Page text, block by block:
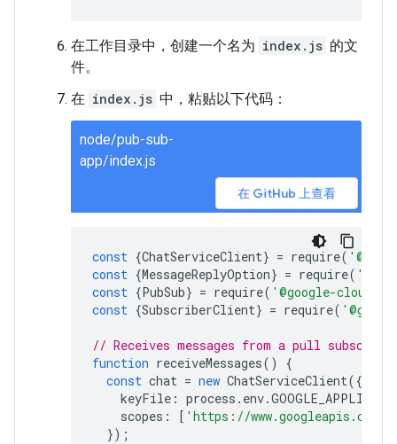
在工作目录中，创建一个名为 index.js 的文
件。
在 index.js 中，粘贴以下代码：
node/pub-sub-
app/index.js
在 GitHub 上查看
const {ChatServiceClient} = require(
const {MessageReplyOption} = require(
const {PubSub} = require( '@google-cloud/
const {SubscriberClient} = require(
// Receives messages from a pull
function receiveMessages()
{
const chat = new ChatServiceClient({
keyFile : process . env.
scopes : [ 'https://www.googleapis.com/
});